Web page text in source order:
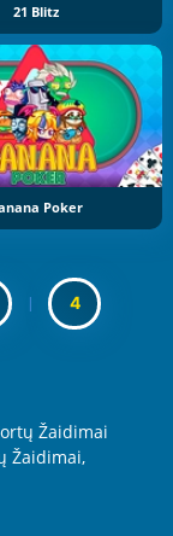
21 Blitz
Poker
| 4
Žaidimai
Žaidimai,